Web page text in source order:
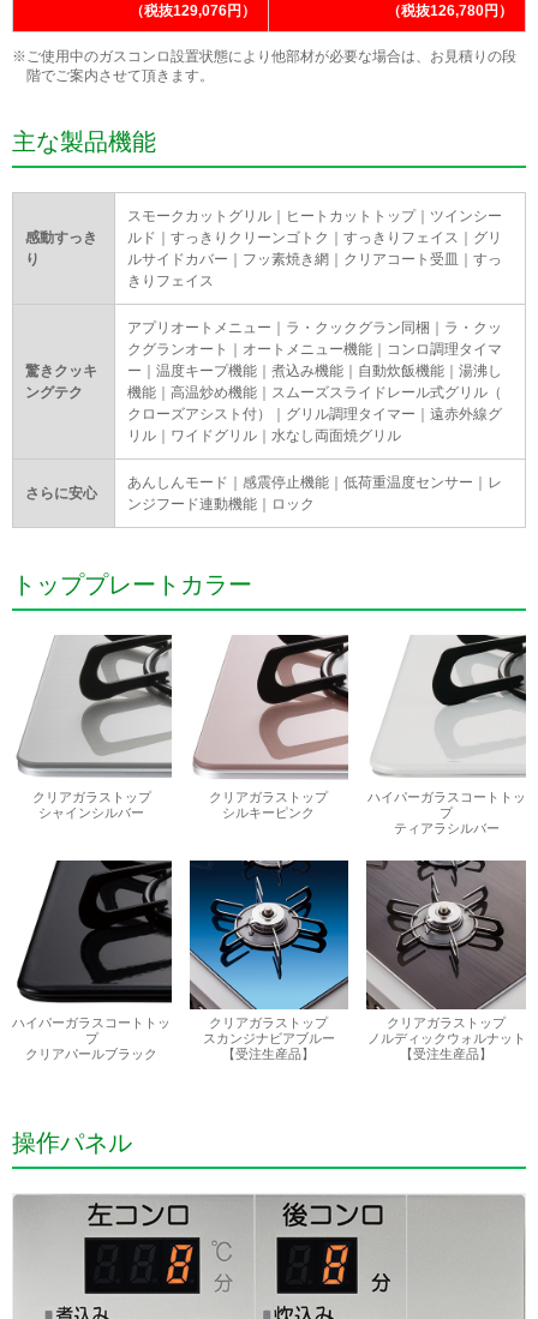
（税抜129,076円）
（税抜126,780円）
※ご使用中のガスコンロ設置状態により他部材が必要な場合は、お見積りの段
階でご案内させて頂きます。
主な製品機能
感動すっき
り
スモークカットグリル｜ヒートカットトップ｜ツインシー
ルド｜すっきりクリーンゴトク｜すっきりフェイス｜グリ
ルサイドカバー｜フッ素焼き網｜クリアコート受皿｜すっ
きりフェイス
驚きクッキ
ングテク
アプリオートメニュー｜ラ・クックグラン同梱｜ラ・クッ
クグランオート｜オートメニュー機能｜コンロ調理タイマ
ー｜温度キープ機能｜煮込み機能｜自動炊飯機能｜湯沸し
機能｜高温炒め機能｜スムーズスライドレール式グリル（
クローズアシスト付）｜グリル調理タイマー｜遠赤外線グ
リル｜ワイドグリル｜水なし両面焼グリル
さらに安心
あんしんモード｜感震停止機能｜低荷重温度センサー｜レ
ンジフード連動機能｜ロック
トッププレートカラー
クリアガラストップ
シャインシルバー
クリアガラストップ
シルキーピンク
ハイパーガラスコートトッ
プ
ティアラシルバー
ハイパーガラスコートトッ
プ
クリアパールブラック
クリアガラストップ
スカンジナビアブルー
【受注生産品】
クリアガラストップ
ノルディックウォルナット
【受注生産品】
操作パネル